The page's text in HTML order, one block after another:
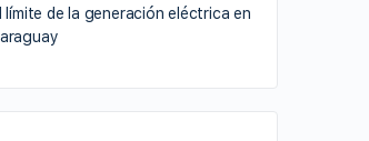
límite de la generación eléctrica en